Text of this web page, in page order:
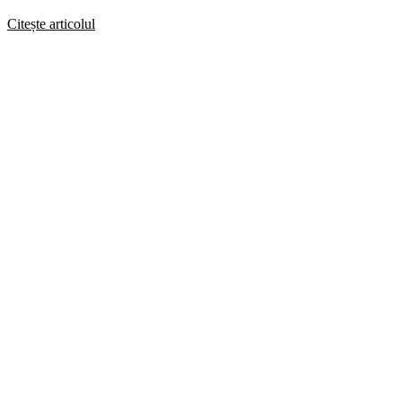
Citește articolul